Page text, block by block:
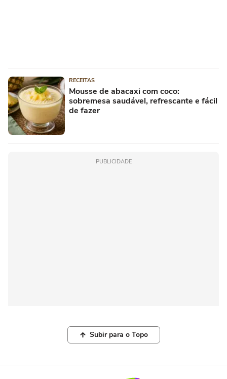
RECEITAS
Mousse de abacaxi com coco:
sobremesa saudável, refrescante e fácil
de fazer
PUBLICIDADE
Subir para o Topo